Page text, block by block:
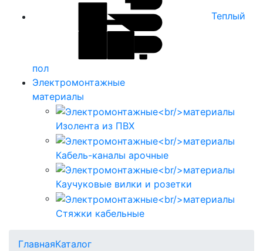
Теплый
пол
Электромонтажные
материалы
Изолента из ПВХ
Кабель-каналы арочные
Каучуковые вилки и розетки
Стяжки кабельные
ГлавнаяКаталог